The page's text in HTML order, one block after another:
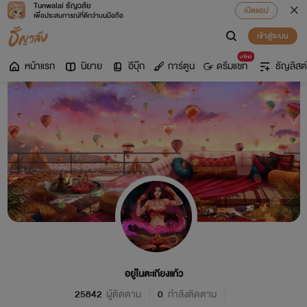
Tunwalai ธัญวลัย
เพื่อประสบการณ์ที่ดีกว่าบนมือถือ
เปิดแอป
เข้าสู่ระบบ
หน้าแรก นิยาย อีบุ๊ก การ์ตูน
มาใหม่
ดรีมแชท ธัญลิสต์
อยู่ในตะเกียงแก้ว
25842 ผู้ติดตาม 0 กำลังติดตาม